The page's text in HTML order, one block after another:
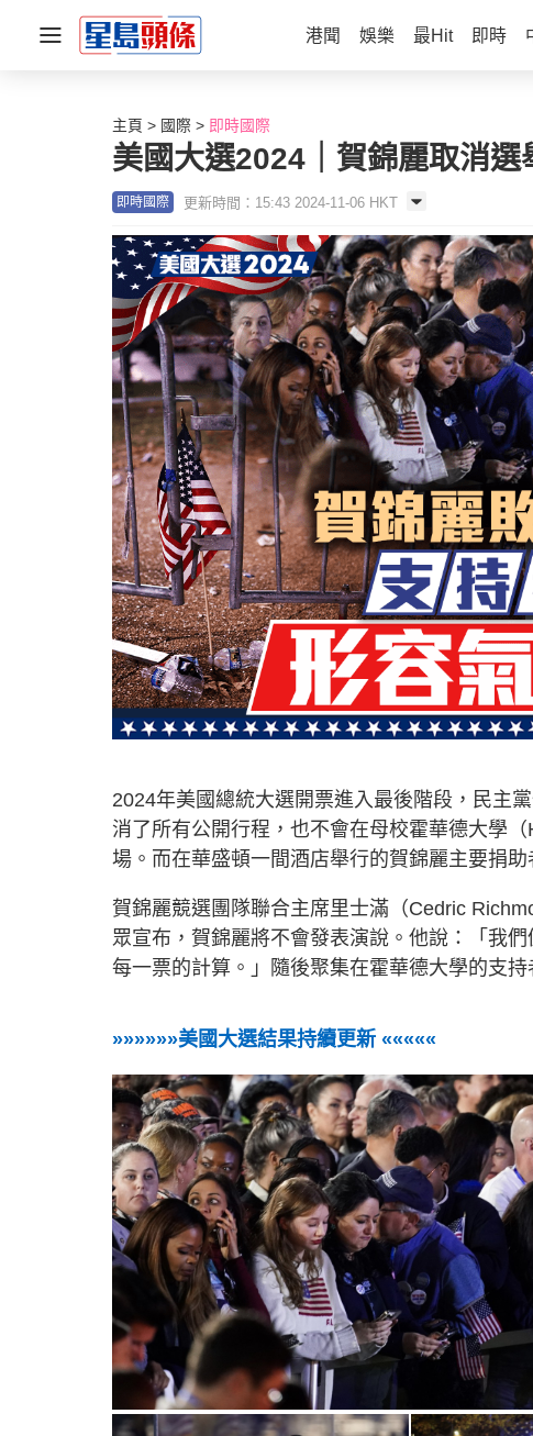
港聞 娛樂 最Hit 即時
主頁 國際 即時國際
美國大選2024｜賀錦麗取消選
即時國際 更新時間：15:43 2024-11-06 HKT
2024年美國總統大選開票進入最後階段，民主
消了所有公開行程，也不會在母校霍華德大學
場。而在華盛頓一間酒店舉行的賀錦麗主要捐
賀錦麗競選團隊聯合主席里士滿（Cedric
眾宣布，賀錦麗將不會發表演說。他說：「我
每一票的計算。」隨後聚集在霍華德大學的支
»»»»»»美國大選結果持續更新 «««««